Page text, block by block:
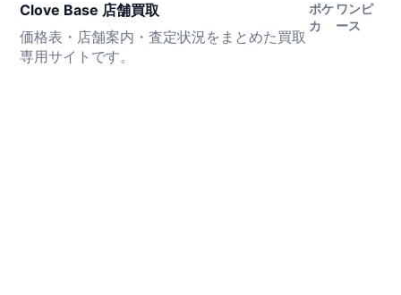
Clove Base 店舗買取
価格表・店舗案内・査定状況をまとめた買取
専用サイトです。
ポケ
カ
ワンピ
ース